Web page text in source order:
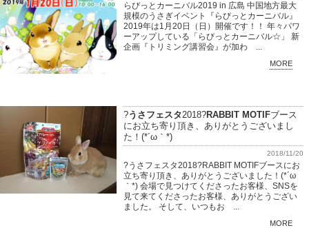
らびっとカーニバル2019 in 広島 中国地方最大
規模のうさぎイベント『らびっとカーニバル』
2019年は1月20日（日）開催です！！ 年々パワ
ーアップしている「らびっとカーニバル☆」 新
企画『トリミング講習会』が加わ ...
MORE
?うさフェスタ2018?RABBIT MOTIFブース
にお立ち寄り頂き、ありがとうございまし
た！(*´ω｀*)
2018/11/20
?うさフェスタ2018?RABBIT MOTIFブースにお
立ち寄り頂き、ありがとうございました！(*´ω
｀*) 会場で見つけてくださったお客様、SNSを
見て来てくださったお客様、ありがとうござい
ました。 そして、いつもお ...
MORE